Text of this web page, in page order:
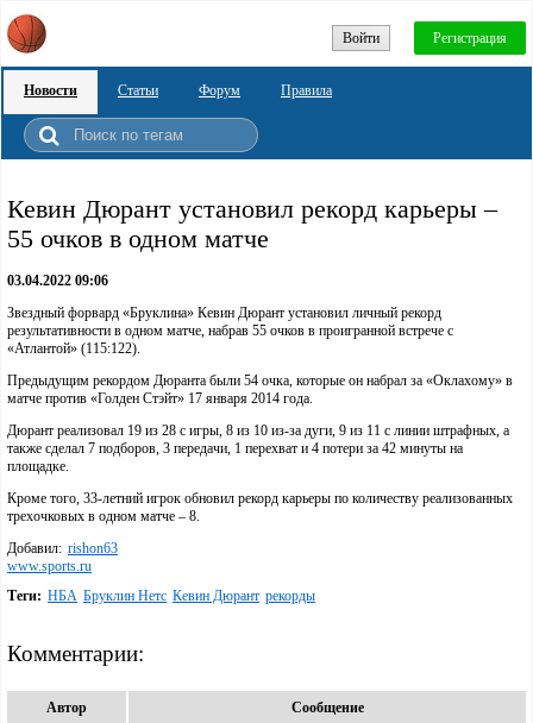
Войти Регистрация
Новости Статьи Форум Правила
Кевин Дюрант установил рекорд карьеры –
55 очков в одном матче
03.04.2022 09:06
Звездный форвард «Бруклина» Кевин Дюрант установил личный рекорд
результативности в одном матче, набрав 55 очков в проигранной встрече с
«Атлантой» (115:122).
Предыдущим рекордом Дюранта были 54 очка, которые он набрал за «Оклахому» в
матче против «Голден Стэйт» 17 января 2014 года.
Дюрант реализовал 19 из 28 с игры, 8 из 10 из-за дуги, 9 из 11 с линии штрафных, а
также сделал 7 подборов, 3 передачи, 1 перехват и 4 потери за 42 минуты на
площадке.
Кроме того, 33-летний игрок обновил рекорд карьеры по количеству реализованных
трехочковых в одном матче – 8.
Добавил: rishon63
www.sports.ru
Теги: НБА Бруклин Нетс Кевин Дюрант рекорды
Комментарии:
Автор Сообщение